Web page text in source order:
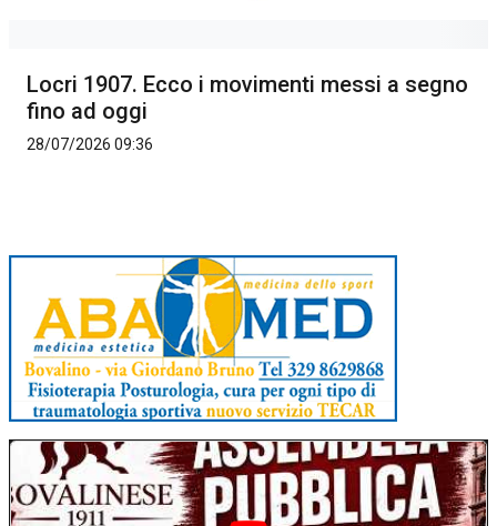
Locri 1907. Ecco i movimenti messi a segno
fino ad oggi
28/07/2026 09:36